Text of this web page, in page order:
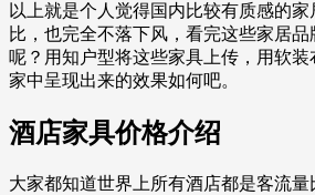
以上就是个人觉得国内比较有质感的
比，也完全不落下风，看完这些家居
呢？用知户型将这些家具上传，用软
家中呈现出来的效果如何吧。
酒店家具价格介绍
大家都知道世界上所有酒店都是客流